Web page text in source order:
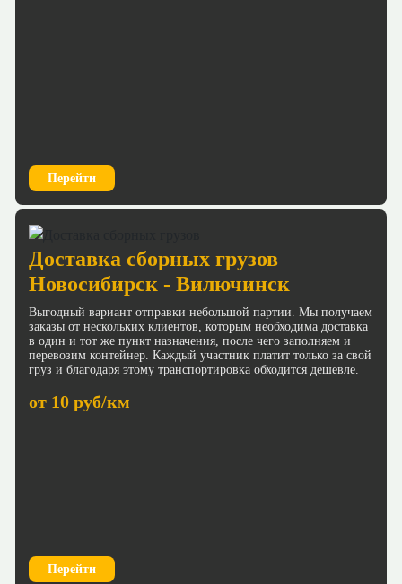
Перейти
Доставка сборных грузов
Новосибирск - Вилючинск
Выгодный вариант отправки небольшой партии. Мы получаем
заказы от нескольких клиентов, которым необходима доставка
в один и тот же пункт назначения, после чего заполняем и
перевозим контейнер. Каждый участник платит только за свой
груз и благодаря этому транспортировка обходится дешевле.
от 10 руб/км
Перейти